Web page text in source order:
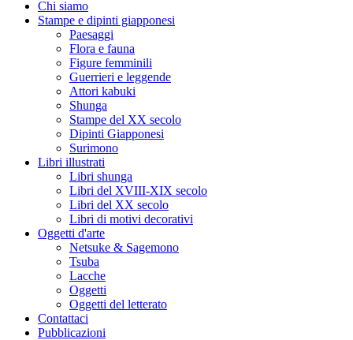
Chi siamo
Stampe e dipinti giapponesi
Paesaggi
Flora e fauna
Figure femminili
Guerrieri e leggende
Attori kabuki
Shunga
Stampe del XX secolo
Dipinti Giapponesi
Surimono
Libri illustrati
Libri shunga
Libri del XVIII-XIX secolo
Libri del XX secolo
Libri di motivi decorativi
Oggetti d'arte
Netsuke & Sagemono
Tsuba
Lacche
Oggetti
Oggetti del letterato
Contattaci
Pubblicazioni